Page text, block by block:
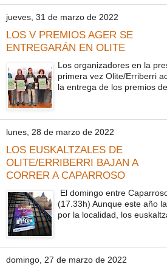
jueves, 31 de marzo de 2022
LOS V PREMIOS AGER SE
ENTREGARÁN EN OLITE
Los organizadores en la
primera vez Olite/Erriberri
la entrega de los premios
lunes, 28 de marzo de 2022
LOS EUSKALTZALES DE
OLITE/ERRIBERRI BAJAN A
CORRER A CAPARROSO
El domingo entre
(17.33h) Aunque este año
por la localidad, los
domingo, 27 de marzo de 2022